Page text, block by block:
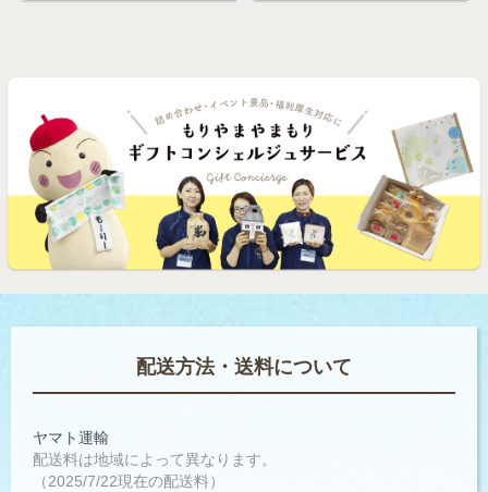
配送方法・送料について
ヤマト運輸
配送料は地域によって異なります。
（2025/7/22現在の配送料）